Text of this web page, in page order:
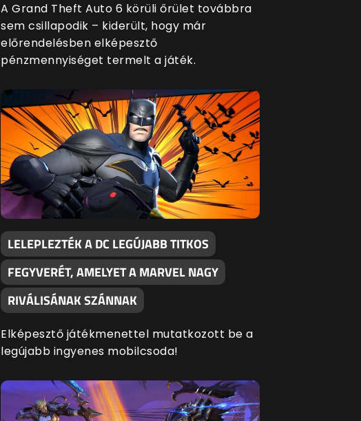
A Grand Theft Auto 6 körüli őrület továbbra
sem csillapodik – kiderült, hogy már
előrendelésben elképesztő
pénzmennyiséget termelt a játék.
LELEPLEZTÉK A DC LEGÚJABB TITKOS
FEGYVERÉT, AMELYET A MARVEL NAGY
RIVÁLISÁNAK SZÁNNAK
Elképesztő játékmenettel mutatkozott be a
legújabb ingyenes mobilcsoda!